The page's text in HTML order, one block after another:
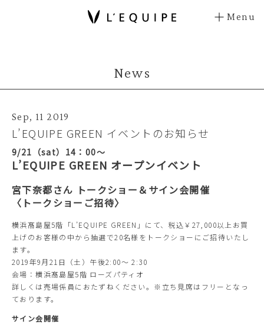
Menu
News
Sep, 11 2019
L’EQUIPE GREEN イベントのお知らせ
9/21（sat）14：00～
L’EQUIPE GREEN オープンイベント
宮下奈都さん トークショー＆サイン会開催
〈トークショーご招待〉
横浜髙島屋5階「L’EQUIPE GREEN」にて、税込￥27,000以上お買
上げのお客様の中から抽選で20名様をトークショーにご招待いたし
ます。
2019年9月21日（土）午後2:00～ 2:30
会場：横浜髙島屋5階 ローズパティオ
詳しくは売場係員におたずねください。※立ち見席はフリーとなっ
ております。
サイン会開催